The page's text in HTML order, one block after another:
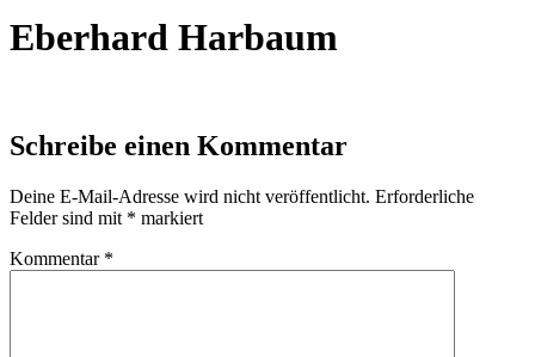
Eberhard Harbaum
Schreibe einen Kommentar
Deine E-Mail-Adresse wird nicht veröffentlicht. Erforderliche
Felder sind mit * markiert
Kommentar *